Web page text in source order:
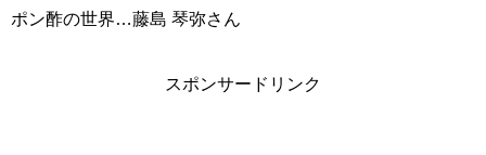
ポン酢の世界…藤島 琴弥さん
スポンサードリンク